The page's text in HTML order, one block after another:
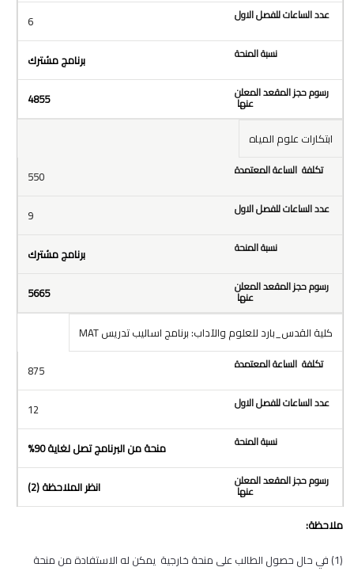
6
برنامج مشترك
4855
ابتكارات علوم المياه
550
9
برنامج مشترك
5665
كلية القدس_بارد للعلوم والآداب: برنامج اساليب تدريس MAT
875
12
منحة من البرنامج تصل لغاية 90%
انظر الملاحظة (2)
ملاحظة:
(1) في حال حصول الطالب على منحة خارجية يمكن له الاستفادة من منحة